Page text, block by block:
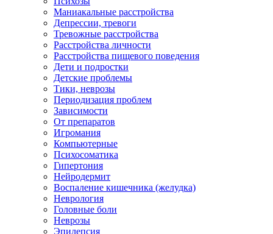
Маниакальные расстройства
Депрессии, тревоги
Тревожные расстройства
Расстройства личности
Расстройства пищевого поведения
Дети и подростки
Детские проблемы
Тики, неврозы
Периодизация проблем
Зависимости
От препаратов
Игромания
Компьютерные
Психосоматика
Гипертония
Нейродермит
Воспаление кишечника (желудка)
Неврология
Головные боли
Неврозы
Эпилепсия